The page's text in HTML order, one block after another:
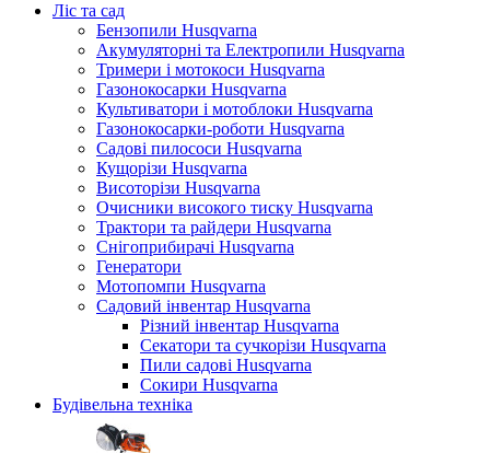
Ліс та сад
Бензопили Husqvarna
Акумуляторні та Електропили Husqvarna
Тримери і мотокоси Husqvarna
Газонокосарки Husqvarna
Культиватори і мотоблоки Husqvarna
Газонокосарки-роботи Husqvarna
Садові пилососи Husqvarna
Кущорізи Husqvarna
Висоторізи Husqvarna
Очисники високого тиску Husqvarna
Трактори та райдери Husqvarna
Снігоприбирачі Husqvarna
Генератори
Мотопомпи Husqvarna
Садовий інвентар Husqvarna
Різний інвентар Husqvarna
Секатори та сучкорізи Husqvarna
Пили садові Husqvarna
Сокири Husqvarna
Будівельна техніка